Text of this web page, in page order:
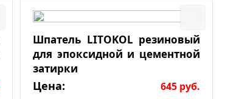
Шпатель LITOKOL резиновый
для эпоксидной и цементной
затирки
Цена: 645 руб.